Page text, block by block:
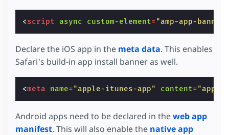
<script async custom-element="amp-app-
Declare the iOS app in the meta data. This enables
Safari's build-in app install banner as well.
<meta name="apple-itunes-app" content="app-
Android apps need to be declared in theweb app
manifest. This will also enable the native app